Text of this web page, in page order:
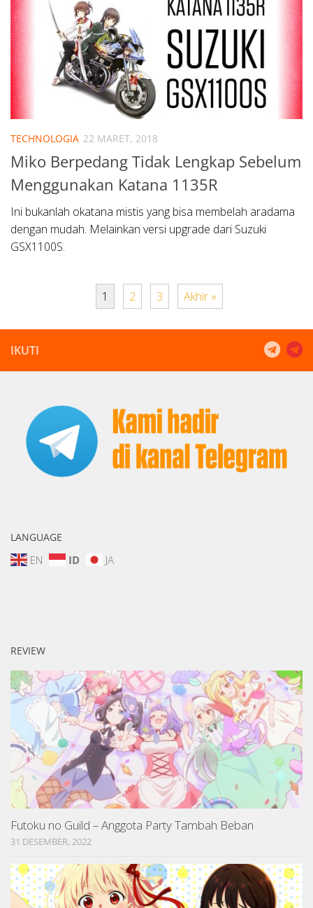
TECHNOLOGIA 22 MARET, 2018
Miko Berpedang Tidak Lengkap Sebelum
Menggunakan Katana 1135R
Ini bukanlah okatana mistis yang bisa membelah aradama
dengan mudah. Melainkan versi upgrade dari Suzuki
GSX1100S.
1 2 3 Akhir »
IKUTI
LANGUAGE
EN ID JA
REVIEW
Futoku no Guild – Anggota Party Tambah Beban
31 DESEMBER, 2022